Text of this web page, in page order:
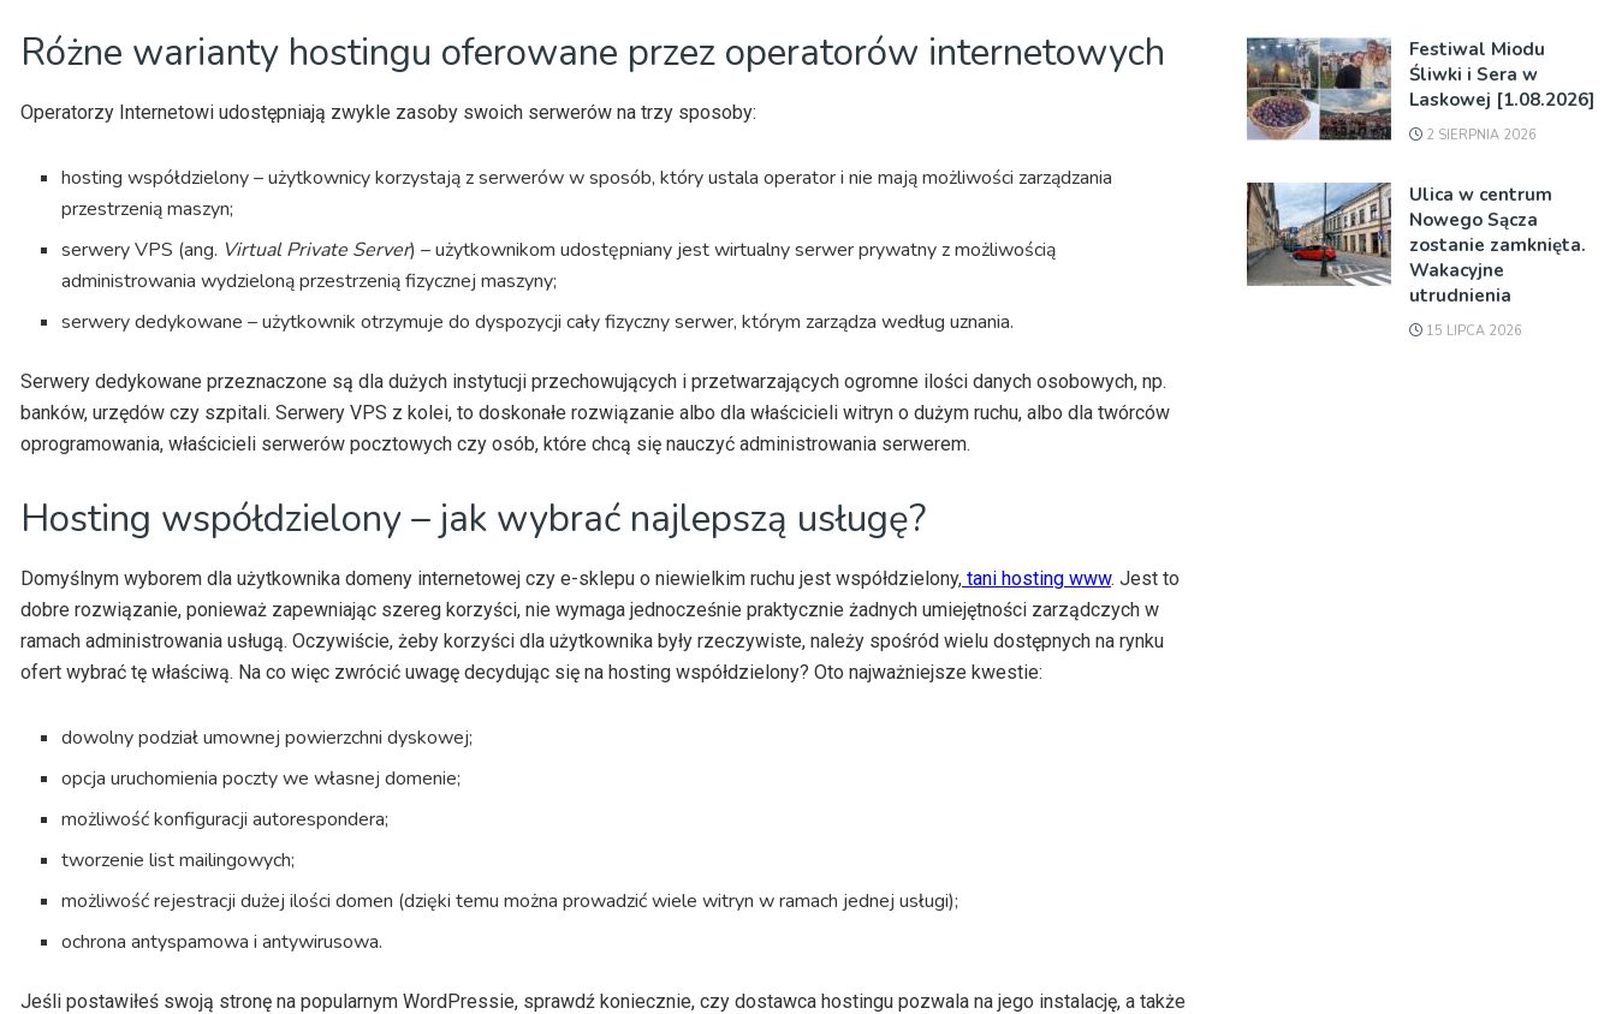
Różne warianty hostingu oferowane przez operatorów internetowych
Operatorzy Internetowi udostępniają zwykle zasoby swoich serwerów na trzy sposoby:
hosting współdzielony – użytkownicy korzystają z serwerów w sposób, który ustala operator i nie mają możliwości zarządzania
przestrzenią maszyn;
serwery VPS (ang. Virtual Private Server) – użytkownikom udostępniany jest wirtualny serwer prywatny z możliwością
administrowania wydzieloną przestrzenią fizycznej maszyny;
serwery dedykowane – użytkownik otrzymuje do dyspozycji cały fizyczny serwer, którym zarządza według uznania.
Serwery dedykowane przeznaczone są dla dużych instytucji przechowujących i przetwarzających ogromne ilości danych osobowych, np.
banków, urzędów czy szpitali. Serwery VPS z kolei, to doskonałe rozwiązanie albo dla właścicieli witryn o dużym ruchu, albo dla twórców
oprogramowania, właścicieli serwerów pocztowych czy osób, które chcą się nauczyć administrowania serwerem.
Hosting współdzielony – jak wybrać najlepszą usługę?
Domyślnym wyborem dla użytkownika domeny internetowej czy e-sklepu o niewielkim ruchu jest współdzielony, tani hosting www. Jest to
dobre rozwiązanie, ponieważ zapewniając szereg korzyści, nie wymaga jednocześnie praktycznie żadnych umiejętności zarządczych w
ramach administrowania usługą. Oczywiście, żeby korzyści dla użytkownika były rzeczywiste, należy spośród wielu dostępnych na rynku
ofert wybrać tę właściwą. Na co więc zwrócić uwagę decydując się na hosting współdzielony? Oto najważniejsze kwestie:
dowolny podział umownej powierzchni dyskowej;
opcja uruchomienia poczty we własnej domenie;
możliwość konfiguracji autorespondera;
tworzenie list mailingowych;
możliwość rejestracji dużej ilości domen (dzięki temu można prowadzić wiele witryn w ramach jednej usługi);
ochrona antyspamowa i antywirusowa.
Jeśli postawiłeś swoją stronę na popularnym WordPressie, sprawdź koniecznie, czy dostawca hostingu pozwala na jego instalację, a także
Festiwal Miodu
Śliwki i Sera w
Laskowej [1.08.2026]
2 SIERPNIA 2026
Ulica w centrum
Nowego Sącza
zostanie zamknięta.
Wakacyjne
utrudnienia
15 LIPCA 2026